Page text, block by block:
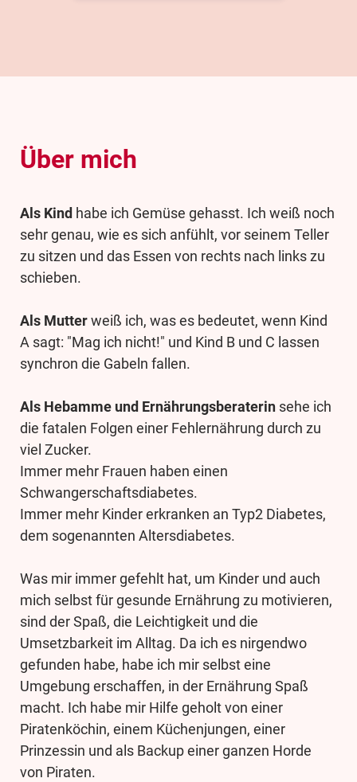
Über mich
Als Kind habe ich Gemüse gehasst. Ich weiß noch
sehr genau, wie es sich anfühlt, vor seinem Teller
zu sitzen und das Essen von rechts nach links zu
schieben.
Als Mutterweiß ich, was es bedeutet, wenn Kind
A sagt: "Mag ich nicht!" und Kind B und C lassen
synchron die Gabeln fallen.
Als Hebamme und Ernährungsberaterin sehe ich
die fatalen Folgen einer Fehlernährung durch zu
viel Zucker.
Immer mehr Frauen haben einen
Schwangerschaftsdiabetes.
Immer mehr Kinder erkranken an Typ2 Diabetes,
dem sogenannten Altersdiabetes.
Was mir immer gefehlt hat, um Kinder und auch
mich selbst für gesunde Ernährung zu motivieren,
sind der Spaß, die Leichtigkeit und die
Umsetzbarkeit im Alltag. Da ich es nirgendwo
gefunden habe, habe ich mir selbst eine
Umgebung erschaffen, in der Ernährung Spaß
macht. Ich habe mir Hilfe geholt von einer
Piratenköchin, einem Küchenjungen, einer
Prinzessin und als Backup einer ganzen Horde
von Piraten.